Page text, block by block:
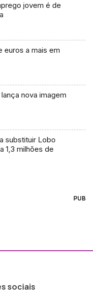
jovem é de
euros a mais em
nova imagem
substituir Lobo
1,3 milhões de
PUB
sociais